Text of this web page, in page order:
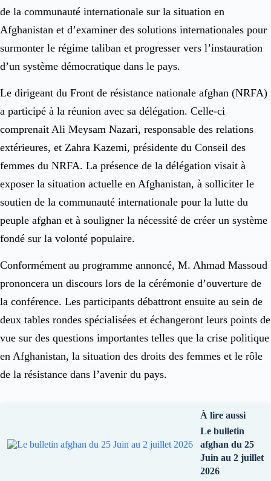
de la communauté internationale sur la situation en
Afghanistan et d’examiner des solutions internationales pour
surmonter le régime taliban et progresser vers l’instauration
d’un système démocratique dans le pays.
Le dirigeant du Front de résistance nationale afghan (NRFA)
a participé à la réunion avec sa délégation. Celle-ci
comprenait Ali Meysam Nazari, responsable des relations
extérieures, et Zahra Kazemi, présidente du Conseil des
femmes du NRFA. La présence de la délégation visait à
exposer la situation actuelle en Afghanistan, à solliciter le
soutien de la communauté internationale pour la lutte du
peuple afghan et à souligner la nécessité de créer un système
fondé sur la volonté populaire.
Conformément au programme annoncé, M. Ahmad Massoud
prononcera un discours lors de la cérémonie d’ouverture de
la conférence. Les participants débattront ensuite au sein de
deux tables rondes spécialisées et échangeront leurs points de
vue sur des questions importantes telles que la crise politique
en Afghanistan, la situation des droits des femmes et le rôle
de la résistance dans l’avenir du pays.
À lire aussi
Le bulletin
afghan du 25
Juin au 2 juillet
2026